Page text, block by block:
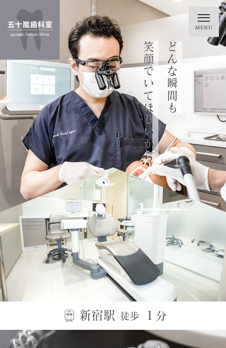
一生涯、お口の
トラブルに悩まず
笑って過ごせるように
新宿駅 徒歩 １ 分